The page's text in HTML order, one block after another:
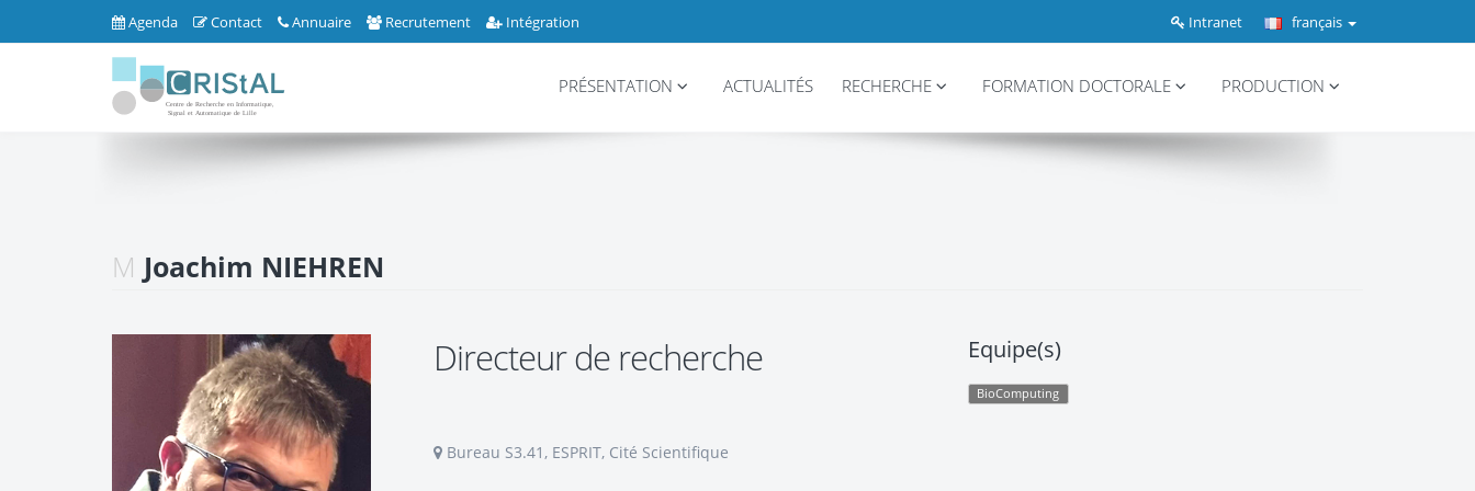
Agenda Contact Annuaire Recrutement Intégration français
Intranet
PRÉSENTATION ACTUALITÉS RECHERCHE FORMATION DOCTORALE PRODUCTION
M Joachim NIEHREN
Directeur de recherche
Bureau S3.41, ESPRIT, Cité Scientifique
Equipe(s)
BioComputing